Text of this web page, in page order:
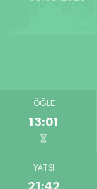
ÖĞLE
13:01
YATSI